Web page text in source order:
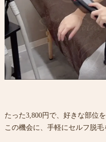
たった3,800円で、好きな部位
この機会に、手軽にセルフ脱